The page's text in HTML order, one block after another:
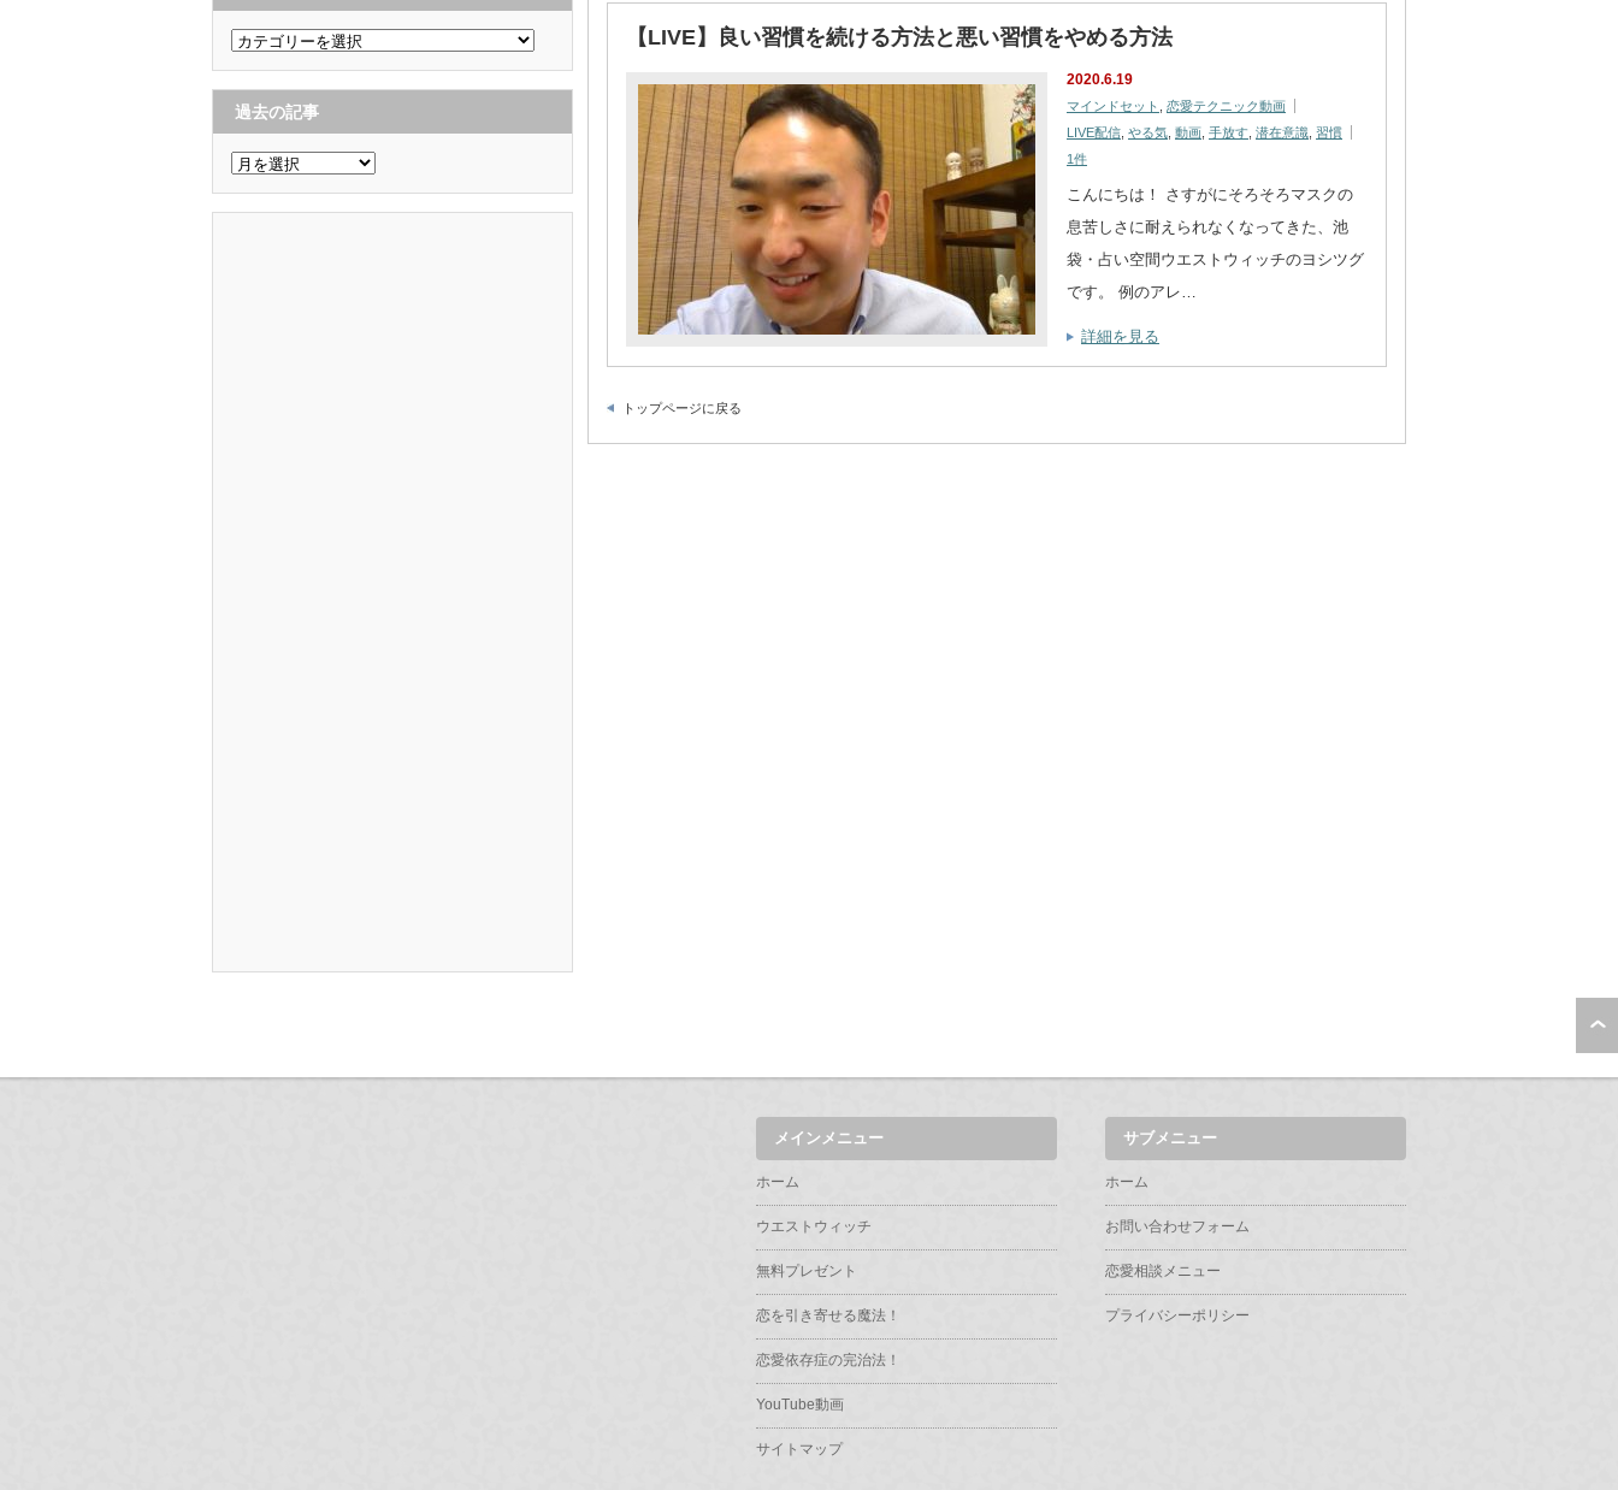
【LIVE】良い習慣を続ける方法と悪い習慣をやめる方法
2020.6.19
マインドセット
恋愛テクニック動画
LIVE配信 やる気 動画 手放す 潜在意識 習慣
1件
こんにちは！ さすがにそろそろマスクの
息苦しさに耐えられなくなってきた、池
袋・占い空間ウエストウィッチのヨシツグ
です。 例のアレ…
詳細を見る
トップページに戻る
カ
テ
ゴ
リ
ー
過去の記事
過
去
の
記
メインメニュー
ホーム
ウエストウィッチ
無料プレゼント
恋を引き寄せる魔法！
恋愛依存症の完治法！
YouTube動画
サイトマップ
サブメニュー
ホーム
お問い合わせフォーム
恋愛相談メニュー
プライバシーポリシー